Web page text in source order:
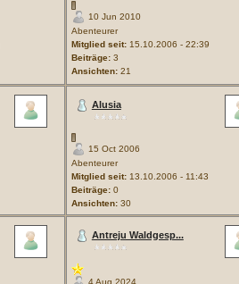
10 Jun 2010
Abenteurer
Mitglied seit:15.10.2006 - 22:39
Beiträge:3
Ansichten:21
Alusia
15 Oct 2006
Abenteurer
Mitglied seit:13.10.2006 - 11:43
Beiträge:0
Ansichten:30
Antreju Waldgesp...
4 Aug 2024